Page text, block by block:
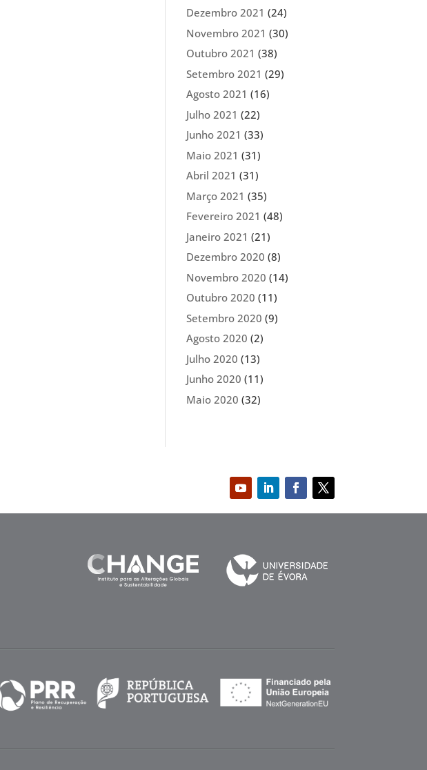
Dezembro 2021 (24)
Novembro 2021 (30)
Outubro 2021 (38)
Setembro 2021 (29)
Agosto 2021 (16)
Julho 2021 (22)
Junho 2021 (33)
Maio 2021 (31)
Abril 2021 (31)
Março 2021 (35)
Fevereiro 2021 (48)
Janeiro 2021 (21)
Dezembro 2020 (8)
Novembro 2020 (14)
Outubro 2020 (11)
Setembro 2020 (9)
Agosto 2020 (2)
Julho 2020 (13)
Junho 2020 (11)
Maio 2020 (32)